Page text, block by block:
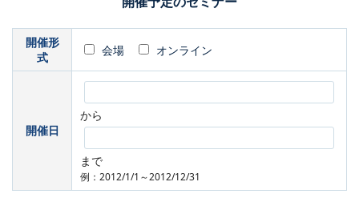
開催形
式
会場 オンライン
開催日
から
まで
例：2012/1/1～2012/12/31